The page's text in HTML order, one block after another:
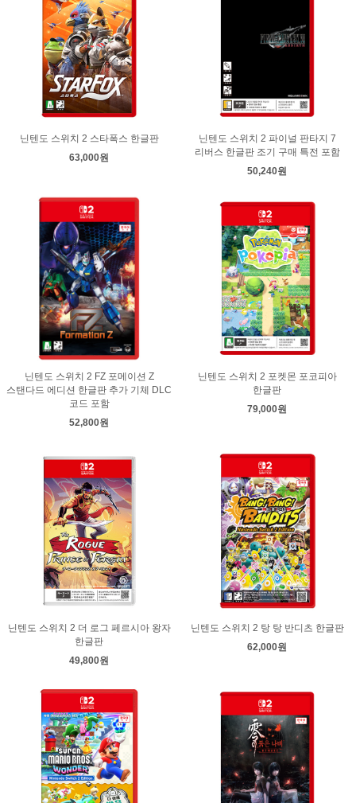
닌텐도 스위치 2 스타폭스 한글판
63,000원
닌텐도 스위치 2 파이널 판타지 7
리버스 한글판 조기 구매 특전 포함
50,240원
닌텐도 스위치 2 FZ 포메이션 Z
스탠다드 에디션 한글판 추가 기체 DLC
코드 포함
52,800원
닌텐도 스위치 2 포켓몬 포코피아
한글판
79,000원
닌텐도 스위치 2 더 로그 페르시아 왕자
한글판
49,800원
닌텐도 스위치 2 탕 탕 반디츠 한글판
62,000원